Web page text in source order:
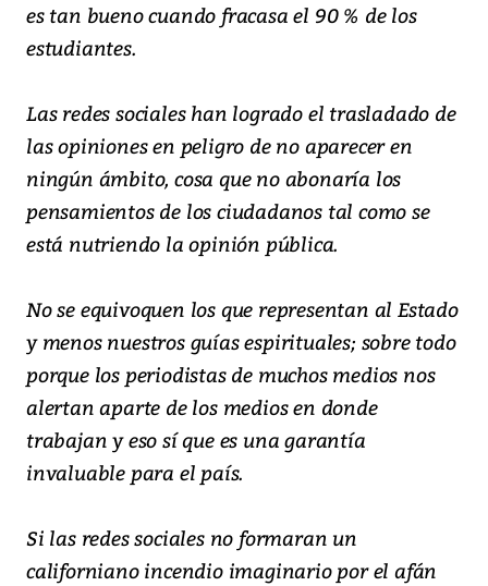
es tan bueno cuando fracasa el 90 % de los
estudiantes.
Las redes sociales han logrado el trasladado de
las opiniones en peligro de no aparecer en
ningún ámbito, cosa que no abonaría los
pensamientos de los ciudadanos tal como se
está nutriendo la opinión pública.
No se equivoquen los que representan al Estado
y menos nuestros guías espirituales; sobre todo
porque los periodistas de muchos medios nos
alertan aparte de los medios en donde
trabajan y eso sí que es una garantía
invaluable para el país.
Si las redes sociales no formaran un
californiano incendio imaginario por el afán